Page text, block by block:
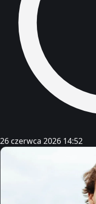
26 czerwca 2026 14:52